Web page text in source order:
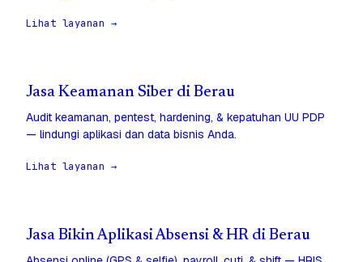
Lihat layanan →
Jasa Keamanan Siber di Berau
Audit keamanan, pentest, hardening, & kepatuhan UU PDP
— lindungi aplikasi dan data bisnis Anda.
Lihat layanan →
Jasa Bikin Aplikasi Absensi & HR di Berau